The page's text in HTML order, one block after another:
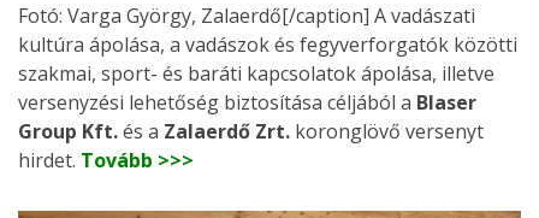
Fotó: Varga György, Zalaerdő[/caption] A vadászati
kultúra ápolása, a vadászok és fegyverforgatók közötti
szakmai, sport- és baráti kapcsolatok ápolása, illetve
versenyzési lehetőség biztosítása céljából a Blaser
Group Kft.és a Zalaerdő Zrt. koronglövő versenyt
hirdet. Tovább >>>